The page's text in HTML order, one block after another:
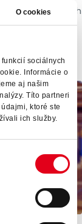
O cookies
sociálnych
Informácie o
aj našim
Títo partneri
ktoré ste
ich služby.
kvalifikovaných
zmenám...